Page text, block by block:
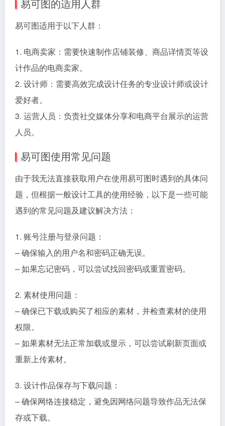
易可图的适用人群
易可图适用于以下人群：
1. 电商卖家：需要快速制作店铺装修、商品详情页等设
计作品的电商卖家。
2. 设计师：需要高效完成设计任务的专业设计师或设计
爱好者。
3. 运营人员：负责社交媒体分享和电商平台展示的运营
人员。
易可图使用常见问题
由于我无法直接获取用户在使用易可图时遇到的具体问
题，但根据一般设计工具的使用经验，以下是一些可能
遇到的常见问题及建议解决方法：
1. 账号注册与登录问题：
– 确保输入的用户名和密码正确无误。
– 如果忘记密码，可以尝试找回密码或重置密码。
2. 素材使用问题：
– 确保已下载或购买了相应的素材，并检查素材的使用
权限。
– 如果素材无法正常加载或显示，可以尝试刷新页面或
重新上传素材。
3. 设计作品保存与下载问题：
– 确保网络连接稳定，避免因网络问题导致作品无法保
存或下载。